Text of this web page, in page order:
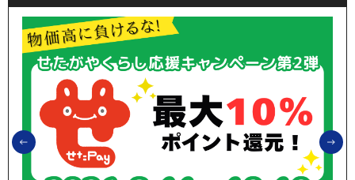
前のスライドを表示